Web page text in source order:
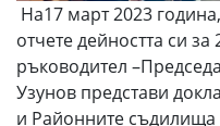
На17 март 2023
отчете дейността си
ръководител
Узунов представи
и Районните съдилища